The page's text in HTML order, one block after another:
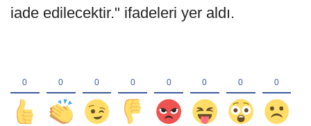
iade edilecektir." ifadeleri yer aldı.